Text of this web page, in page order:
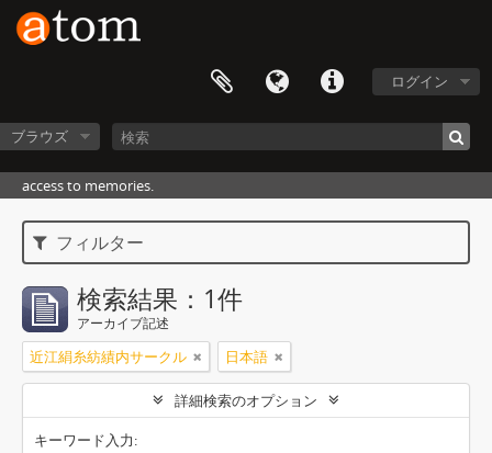
ログイン
ブラウズ
access to memories.
フィルター
検索結果：1件
アーカイブ記述
近江絹糸紡績内サークル 日本語
詳細検索のオプション
キーワード入力: